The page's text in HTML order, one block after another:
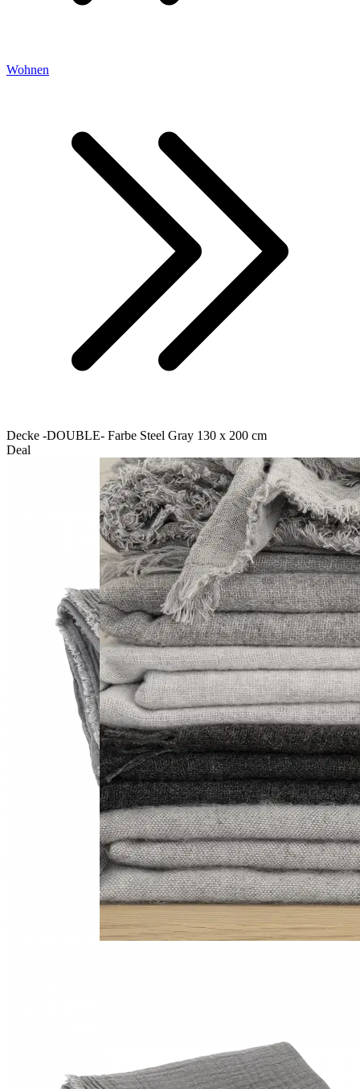
Wohnen
Decke -DOUBLE- Farbe Steel Gray 130 x 200 cm
Deal